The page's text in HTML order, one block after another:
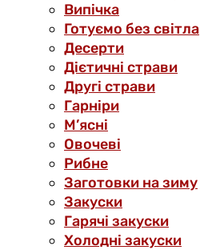
Випічка
Готуємо без світла
Десерти
Дієтичні страви
Другі страви
Гарніри
М’ясні
Овочеві
Рибне
Заготовки на зиму
Закуски
Гарячі закуски
Холодні закуски